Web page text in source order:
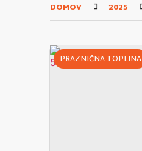
DOMOV 2025
PRAZNIČNA TOPLINA